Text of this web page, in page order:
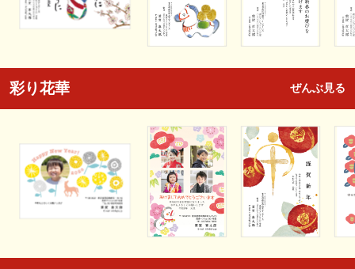
彩り花華 ぜんぶ見る